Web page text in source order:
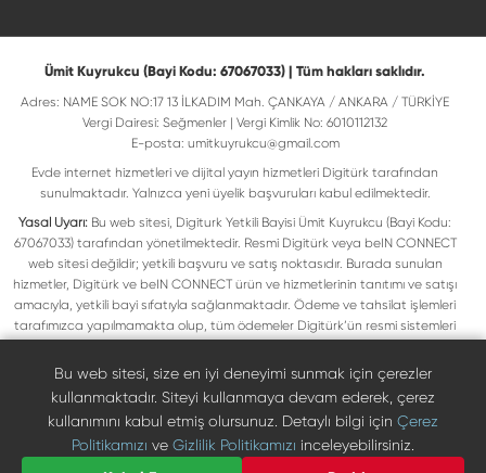
Ümit Kuyrukcu (Bayi Kodu: 67067033) | Tüm hakları saklıdır.
Adres: NAME SOK NO:17 13 İLKADIM Mah. ÇANKAYA / ANKARA / TÜRKİYE
Vergi Dairesi: Seğmenler | Vergi Kimlik No: 6010112132
E-posta: umitkuyrukcu@gmail.com
Evde internet hizmetleri ve dijital yayın hizmetleri Digitürk tarafından
sunulmaktadır. Yalnızca yeni üyelik başvuruları kabul edilmektedir.
Yasal Uyarı: Bu web sitesi, Digiturk Yetkili Bayisi Ümit Kuyrukcu (Bayi Kodu:
67067033) tarafından yönetilmektedir. Resmi Digitürk veya beIN CONNECT
web sitesi değildir; yetkili başvuru ve satış noktasıdır. Burada sunulan
hizmetler, Digitürk ve beIN CONNECT ürün ve hizmetlerinin tanıtımı ve satışı
amacıyla, yetkili bayi sıfatıyla sağlanmaktadır. Ödeme ve tahsilat işlemleri
tarafımızca yapılmamakta olup, tüm ödemeler Digitürk’ün resmi sistemleri
ilgili hak sahiplerine ait olup yasal koruma altındadır. Bu markalar, yalnızca
marka sahiplerinin kullanım koşullarına uygun şekilde kullanılmaktadır. Digitürk
veya beIN CONNECT’in resmi web sitelerine ulaşmak için ilgili markaların
doğrudan resmi kanallarını ziyaret edebilirsiniz.
Digiturk resmî bayi listesinde doğrulayın
Bu web sitesi, size en iyi deneyimi sunmak için çerezler
kullanmaktadır. Siteyi kullanmaya devam ederek, çerez
kullanımını kabul etmiş olursunuz. Detaylı bilgi için Çerez
Politikamızı ve Gizlilik Politikamızı inceleyebilirsiniz.